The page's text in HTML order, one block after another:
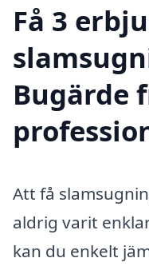
Få 3
Bugärde
Att få
aldrig varit
kan du enkelt